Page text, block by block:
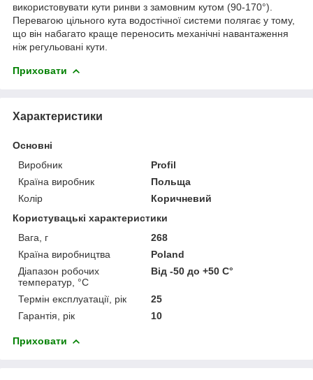
використовувати кути ринви з замовним кутом (90-170°).
Перевагою цільного кута водостічної системи полягає у тому,
що він набагато краще переносить механічні навантаження
ніж регульовані кути.
Приховати
Характеристики
Основні
Виробник
Profil
Країна виробник
Польща
Колір
Коричневий
Користувацькі характеристики
Вага, г
268
Країна виробництва
Poland
Діапазон робочих
температур, °С
Від -50 до +50 С°
Термін експлуатації, рік
25
Гарантія, рік
10
Приховати